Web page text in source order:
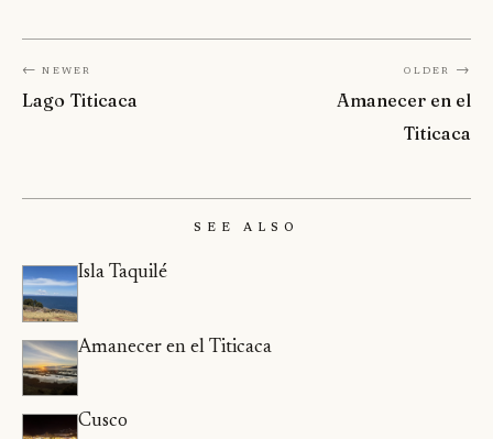
← Newer
Lago Titicaca
Older →
Amanecer en el
Titicaca
See Also
Isla Taquilé
Amanecer en el Titicaca
Cusco